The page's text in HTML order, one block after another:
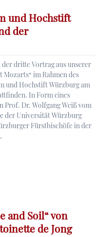
und Hochstift
der
dritte Vortrag aus unserer
im Rahmen des
und Hochstift Würzburg am
In Form eines
Dr. Wolfgang Weiß vom
der Universität Würzburg
Fürstbischöfe in der
and Soil“ von
de Jong